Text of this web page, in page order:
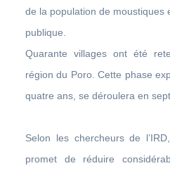
de la population de moustiques
publique.
Quarante villages ont été
région du Poro. Cette phase
quatre ans, se déroulera en
Selon les chercheurs de
promet de réduire